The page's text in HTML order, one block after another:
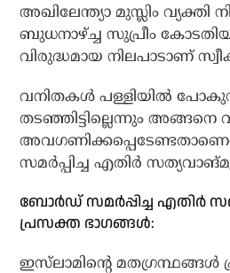
അഖിലേന്ത്യാ മുസ്ലിം
ബുധനാഴ്ച്ച സുപ്രീം
വിരുദ്ധമായ നിലപാടാണ്
വനിതകൾ പള്ളിയില്‍
തടഞ്ഞിട്ടില്ലെന്നും
സമർപ്പിച്ച എതിർ
ബോര്‍ഡ് സമര്‍പ്പിച്ച എതിര്‍
പ്രസക്ത ഭാഗങ്ങള്‍:
ഇസ്‌ലാമിന്റെ മതഗ്രന്ഥങ്ങള്‍